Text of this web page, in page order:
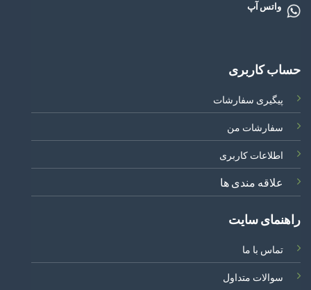
واتس آپ
حساب کاربری
پیگیری سفارشات
سفارشات من
اطلاعات کاربری
علاقه مندی ها
راهنمای سایت
تماس با ما
سوالات متداول